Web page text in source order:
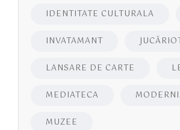
IDENTITATE CULTURALA
INVATAMANT
LANSARE DE CARTE
MEDIATECA
MUZEE